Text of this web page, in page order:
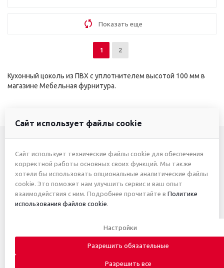
Показать еще
1 2
Кухонный цоколь из ПВХ с уплотнителем высотой 100 мм в
магазине Мебельная фурнитура.
+7 (3412) 46-7777
+7 (912) 746-00-77
Приведённые цены и характеристики товаров носят
исключительно ознакомительный характер и не являются
публичной офертой. Автоматическое письмо с информацией о
получении заказа не является основанием для заключения
Сайт использует файлы cookie
Сайт использует технические файлы cookie для обеспечения
корректной работы основных своих функций. Мы также
хотели бы использовать опциональные аналитические файлы
cookie. Это поможет нам улучшить сервис и ваш опыт
взаимодействия с ним. Подробнее прочитайте в Политике
использования файлов cookie.
Настройки
Разрешить обязательные
Разрешить все